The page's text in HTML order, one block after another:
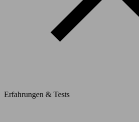
Erfahrungen & Tests